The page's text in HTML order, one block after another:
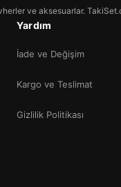
ve aksesuarlar.
Yardım
İade ve Değişim
Kargo ve Teslimat
Gizlilik Politikası